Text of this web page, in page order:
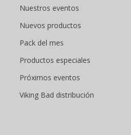
Nuestros eventos
Nuevos productos
Pack del mes
Productos especiales
Próximos eventos
Viking Bad distribución